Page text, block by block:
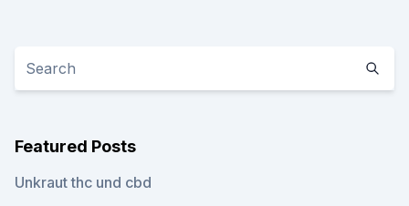
Featured Posts
Unkraut thc und cbd